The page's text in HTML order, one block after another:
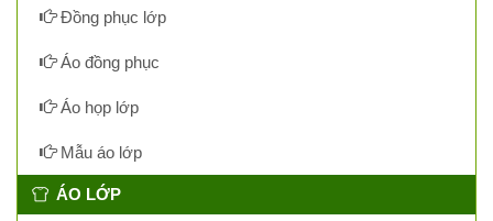
Đồng phục lớp
Áo đồng phục
Áo họp lớp
Mẫu áo lớp
ÁO LỚP